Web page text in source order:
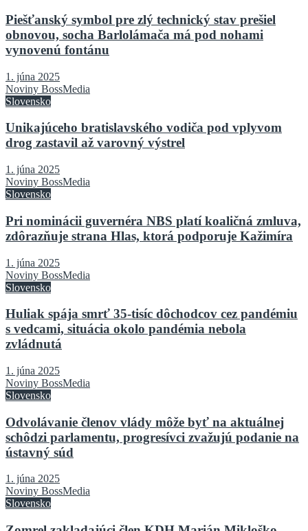
Piešťanský symbol pre zlý technický stav prešiel
obnovou, socha Barlolámača má pod nohami
vynovenú fontánu
1. júna 2025
Noviny BossMedia
Slovensko
Unikajúceho bratislavského vodiča pod vplyvom
drog zastavil až varovný výstrel
1. júna 2025
Noviny BossMedia
Slovensko
Pri nominácii guvernéra NBS platí koaličná zmluva,
zdôrazňuje strana Hlas, ktorá podporuje Kažimíra
1. júna 2025
Noviny BossMedia
Slovensko
Huliak spája smrť 35-tisíc dôchodcov cez pandémiu
s vedcami, situácia okolo pandémia nebola
zvládnutá
1. júna 2025
Noviny BossMedia
Slovensko
Odvolávanie členov vlády môže byť na aktuálnej
schôdzi parlamentu, progresívci zvažujú podanie na
ústavný súd
1. júna 2025
Noviny BossMedia
Slovensko